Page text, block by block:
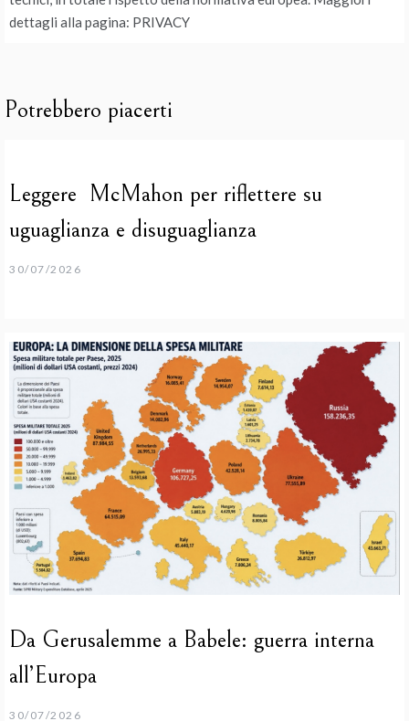
dettagli alla pagina: PRIVACY
Potrebbero piacerti
Leggere McMahon per riflettere su
uguaglianza e disuguaglianza
30/07/2026
Da Gerusalemme a Babele: guerra interna
all’Europa
30/07/2026